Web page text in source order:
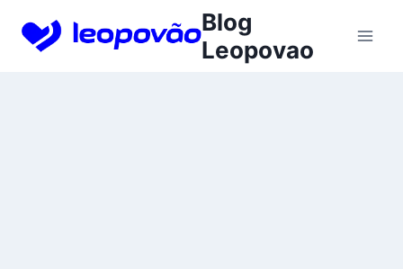
Blog
Leopovao